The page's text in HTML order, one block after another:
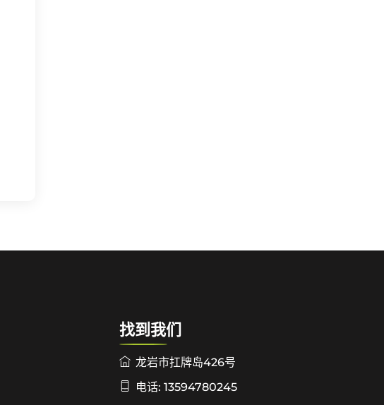
找到我们
龙岩市扛牌岛426号
电话: 13594780245